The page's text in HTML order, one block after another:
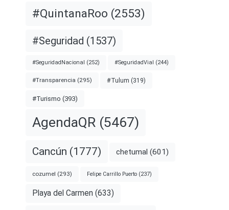
#QuintanaRoo (2553)
#Seguridad (1537)
#SeguridadNacional (252) #SeguridadVial (244)
#Transparencia (295) #Tulum (319)
#Turismo (393)
AgendaQR (5467)
Cancún (1777) chetumal (601)
cozumel (293) Felipe Carrillo Puerto (237)
Playa del Carmen (633)